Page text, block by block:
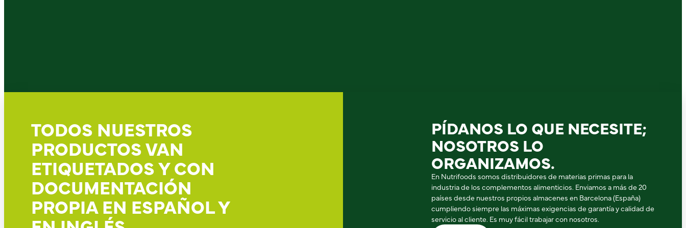
TODOS NUESTROS
PRODUCTOS VAN
ETIQUETADOS Y CON
DOCUMENTACIÓN
PROPIA EN ESPAÑOL Y
PÍDANOS LO QUE NECESITE;
NOSOTROS LO
ORGANIZAMOS.
En Nutrifoods somos distribuidores de materias primas para la
industria de los complementos alimenticios. Enviamos a más de 20
países desde nuestros propios almacenes en Barcelona (España)
cumpliendo siempre las máximas exigencias de garantía y calidad de
servicio al cliente. Es muy fácil trabajar con nosotros.